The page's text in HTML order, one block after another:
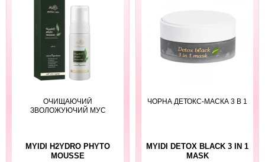
ОЧИЩАЮЧИЙ
ЗВОЛОЖУЮЧИЙ МУС
MYIDI H2YDRO PHYTO
MOUSSE
ЧОРНА ДЕТОКС-МАСКА 3 В 1
MYIDI DETOX BLACK 3 IN 1
MASK